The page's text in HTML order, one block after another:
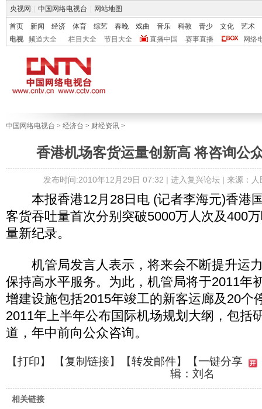
央视网 中国网络电视台 网站地图
首页 新闻 经济 体育 综艺 春晚 戏曲 音乐 科教 青少 文化
艺术
电视
频道大全 栏目大全 节目大全 直播中国 赛事直播 网络
中国网络电视台 > 经济台 > 财经资讯 >
香港机场客货运量创新高 将咨询公
发布时间:2010年12月29日 07:32 | 进入复兴论坛| 来源：人
本报香港12月28日电 (记者李海元)香港
客货吞吐量首次分别突破5000万人次及400
量新纪录。
机管局发言人表示，将来会不断提升运
保持高水平服务。为此，机管局将于2011年
增建设施包括2015年竣工的新客运廊及20个
2011年上半年公布国际机场规划大纲，包括
道，年中前向公众咨询。
【打印】 【复制链接】【转发邮件】
【一键分享
辑：刘名
相关链接